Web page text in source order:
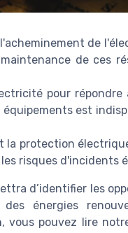
de
de ces
pour répondre
est
la protection
risques d'incidents
d’identifier les
énergies
vous pouvez lire